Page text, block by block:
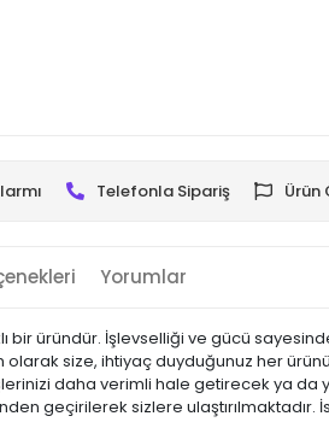
Telefonla Sipariş Ürün
Yorumlar
bir üründür. İşlevselliği ve gücü
size, ihtiyaç duyduğunuz her ürünü
daha verimli hale getirecek ya da
geçirilerek sizlere ulaştırılmaktadır.